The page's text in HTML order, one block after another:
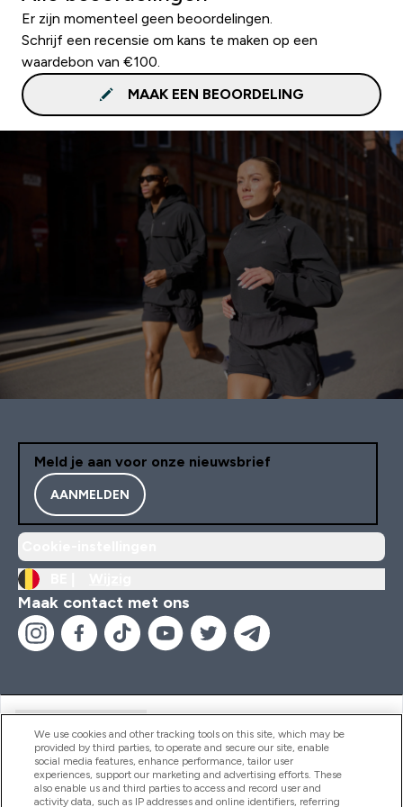
Er zijn momenteel geen beoordelingen.
Schrijf een recensie om kans te maken op een
waardebon van €100.
MAAK EEN BEOORDELING
Meld je aan voor onze nieuwsbrief
AANMELDEN
Maak contact met ons
Producten
We use cookies and other tracking tools on this site, which may be
provided by third parties, to operate and secure our site, enable
social media features, enhance performance, tailor user
experiences, support our marketing and advertising efforts. These
also enable us and third parties to access and record user and
activity data, such as IP addresses and online identifiers, referring